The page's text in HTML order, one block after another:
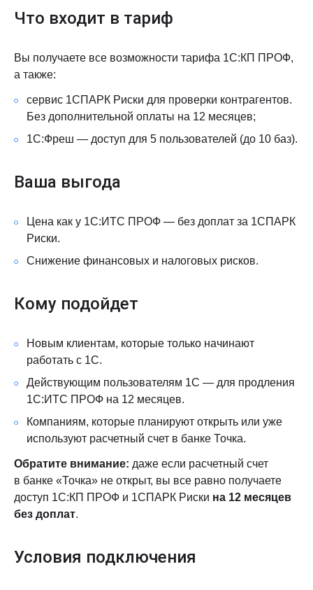
Что входит в тариф
Вы получаете все возможности тарифа 1С:КП ПРОФ,
а также:
сервис 1СПАРК Риски для проверки контрагентов.
Без дополнительной оплаты на 12 месяцев;
1С:Фреш — доступ для 5 пользователей (до 10 баз).
Ваша выгода
Цена как у 1С:ИТС ПРОФ — без доплат за 1СПАРК
Риски.
Снижение финансовых и налоговых рисков.
Кому подойдет
Новым клиентам, которые только начинают
работать с 1С.
Действующим пользователям 1С — для продления
1С:ИТС ПРОФ на 12 месяцев.
Компаниям, которые планируют открыть или уже
используют расчетный счет в банке Точка.
Обратите внимание: даже если расчетный счет
в банке «Точка» не открыт, вы все равно получаете
доступ 1С:КП ПРОФ и 1СПАРК Риски на 12 месяцев
без доплат.
Условия подключения